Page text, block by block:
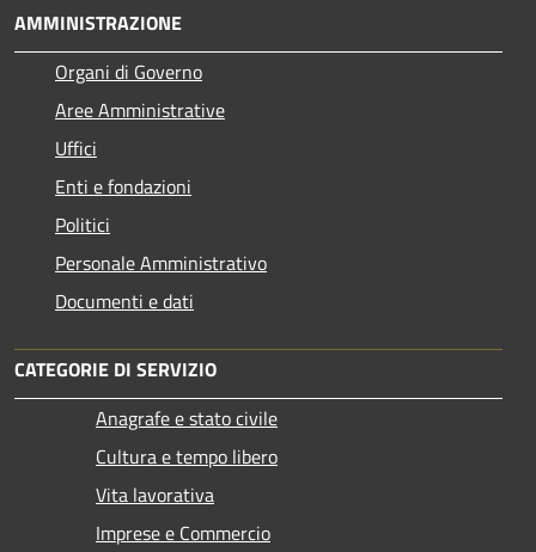
AMMINISTRAZIONE
Organi di Governo
Aree Amministrative
Uffici
Enti e fondazioni
Politici
Personale Amministrativo
Documenti e dati
CATEGORIE DI SERVIZIO
Anagrafe e stato civile
Cultura e tempo libero
Vita lavorativa
Imprese e Commercio